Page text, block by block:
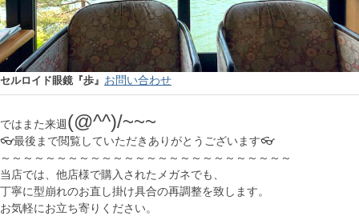
セルロイド眼鏡『歩』 お問い合わせ
ではまた来週(@^^)/~~~
👓最後まで閲覧していただきありがとうございます👓
～～～～～～～～～～～～～～～～～～～～～～～～～～
当店では、他店様で購入されたメガネでも、
丁寧に型崩れのお直し掛け具合の再調整を致します。
お気軽にお立ち寄りください。